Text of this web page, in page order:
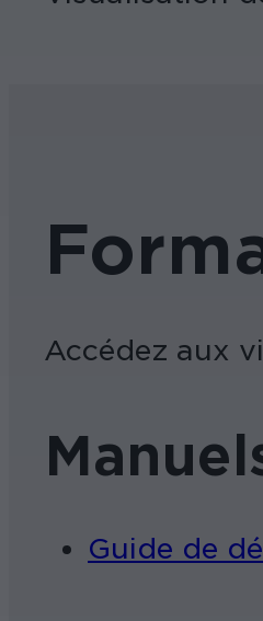
Accédez aux
Guide de